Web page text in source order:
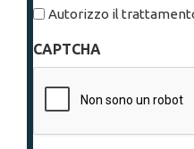
l'informativa
privacy
Autorizzo il
CAPTCHA